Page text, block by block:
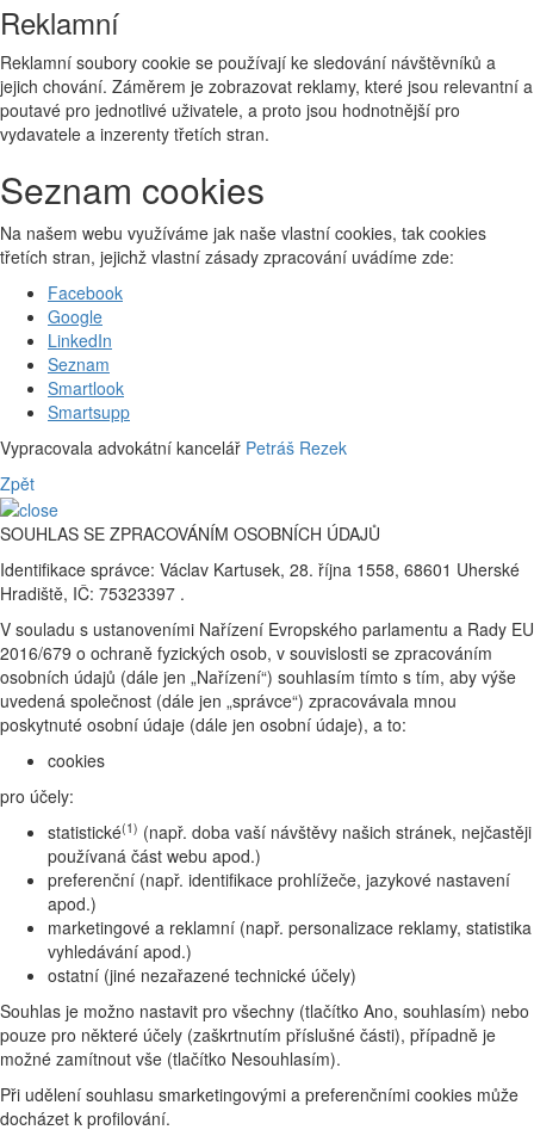
Reklamní
Reklamní soubory cookie se používají ke sledování návštěvníků a
jejich chování. Záměrem je zobrazovat reklamy, které jsou relevantní a
poutavé pro jednotlivé uživatele, a proto jsou hodnotnější pro
vydavatele a inzerenty třetích stran.
Seznam cookies
Na našem webu využíváme jak naše vlastní cookies, tak cookies
třetích stran, jejichž vlastní zásady zpracování uvádíme zde:
Facebook
Google
LinkedIn
Seznam
Smartlook
Smartsupp
Vypracovala advokátní kancelář Petráš Rezek
Zpět
SOUHLAS SE ZPRACOVÁNÍM OSOBNÍCH ÚDAJŮ
Identifikace správce: Václav Kartusek, 28. října 1558, 68601 Uherské
Hradiště, IČ: 75323397 .
V souladu s ustanoveními Nařízení Evropského parlamentu a Rady EU
2016/679 o ochraně fyzických osob, v souvislosti se zpracováním
osobních údajů (dále jen „Nařízení“) souhlasím tímto s tím, aby výše
uvedená společnost (dále jen „správce“) zpracovávala mnou
poskytnuté osobní údaje (dále jen osobní údaje), a to:
cookies
pro účely:
statistické(1) (např. doba vaší návštěvy našich stránek, nejčastěji
používaná část webu apod.)
preferenční (např. identifikace prohlížeče, jazykové nastavení
apod.)
marketingové a reklamní (např. personalizace reklamy, statistika
vyhledávání apod.)
ostatní (jiné nezařazené technické účely)
Souhlas je možno nastavit pro všechny (tlačítko Ano, souhlasím) nebo
pouze pro některé účely (zaškrtnutím příslušné části), případně je
možné zamítnout vše (tlačítko Nesouhlasím).
Při udělení souhlasu smarketingovými a preferenčními cookies může
docházet k profilování.